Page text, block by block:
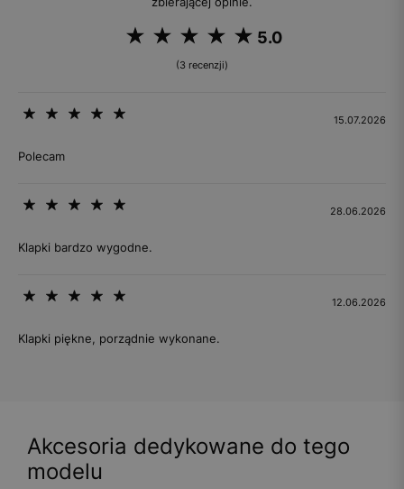
5.0
(3 recenzji)
15.07.2026
Polecam
28.06.2026
Klapki bardzo wygodne.
12.06.2026
Klapki piękne, porządnie wykonane.
Akcesoria dedykowane do tego
modelu